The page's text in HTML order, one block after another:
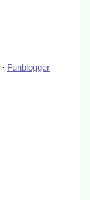
· Funblogger